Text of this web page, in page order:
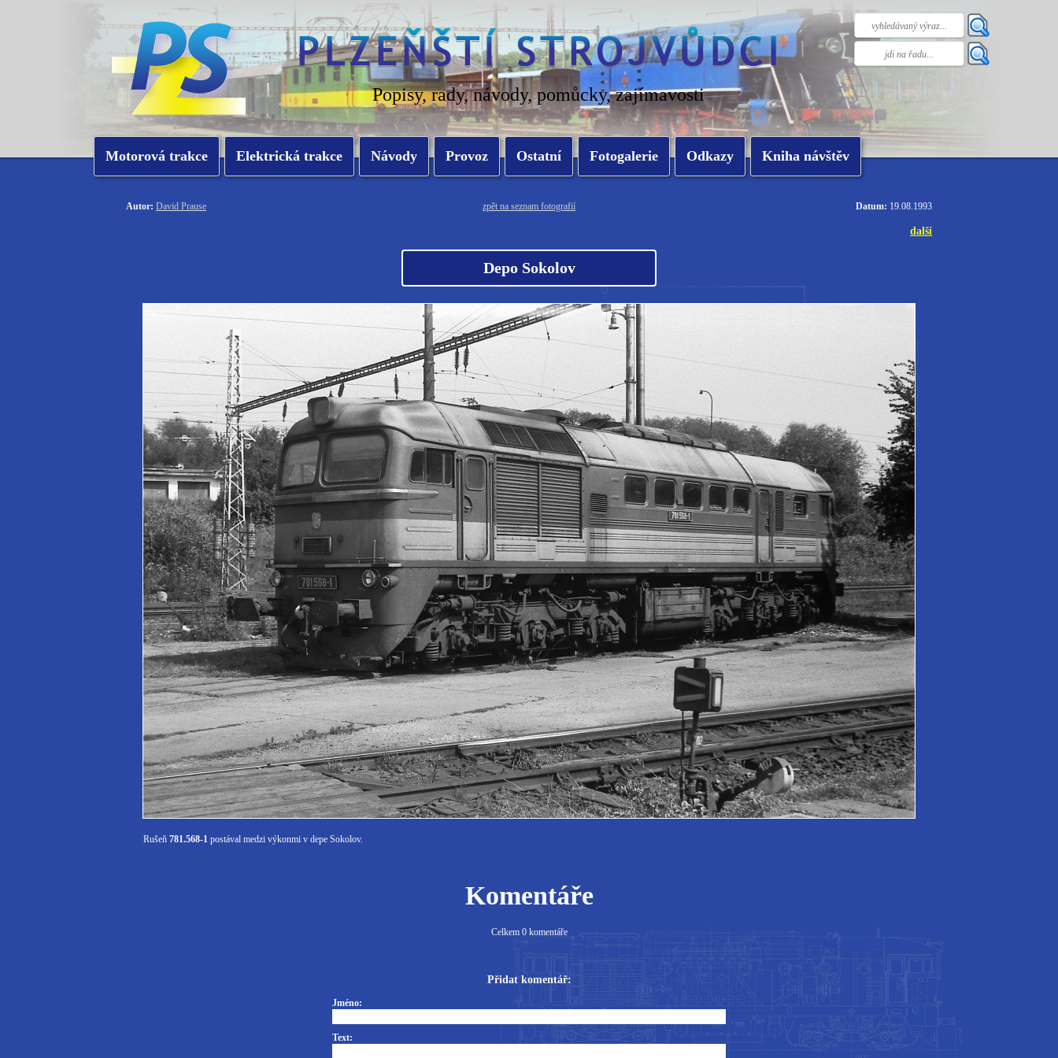
Popisy, rady, návody, pomůcky, zajímavosti
Motorová trakce Elektrická trakce Návody Provoz Ostatní Fotogalerie Odkazy Kniha návštěv
zpět na seznam fotografií
Autor: David Prause Datum: 19.08.1993
další
Depo Sokolov
Rušeň 781.568-1 postával medzi výkonmi v depe Sokolov.
Komentáře
Celkem 0 komentáře
Přidat komentář:
Jméno:
Text: